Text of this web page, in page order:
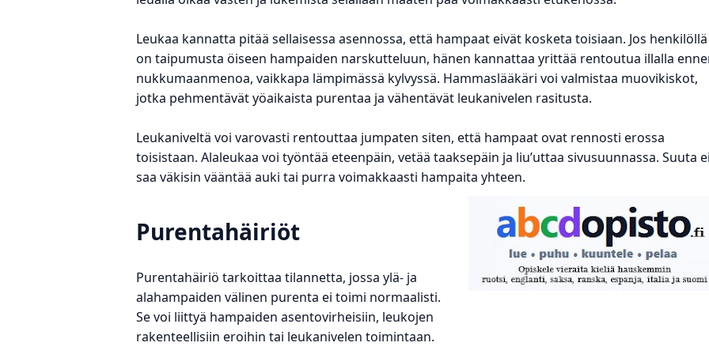
Leukaa kannatta pitää sellaisessa asennossa, että hampaat eivät kosketa toisiaan. Jos henkilöllä
on taipumusta öiseen hampaiden narskutteluun, hänen kannattaa yrittää rentoutua illalla
nukkumaanmenoa, vaikkapa lämpimässä kylvyssä. Hammaslääkäri voi valmistaa muovikiskot,
jotka pehmentävät yöaikaista purentaa ja vähentävät leukanivelen rasitusta.
Leukaniveltä voi varovasti rentouttaa jumpaten siten, että hampaat ovat rennosti erossa
toisistaan. Alaleukaa voi työntää eteenpäin, vetää taaksepäin ja liu’uttaa sivusuunnassa. Suuta
saa väkisin vääntää auki tai purra voimakkaasti hampaita yhteen.
Purentahäiriöt
Purentahäiriö tarkoittaa tilannetta, jossa ylä- ja
alahampaiden välinen purenta ei toimi normaalisti.
Se voi liittyä hampaiden asentovirheisiin, leukojen
rakenteellisiin eroihin tai leukanivelen toimintaan.